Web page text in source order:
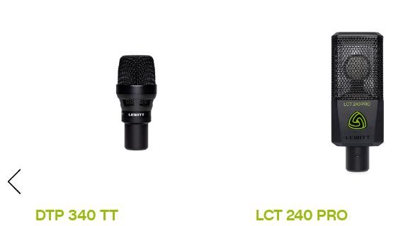
DTP 340 TT LCT 240 PRO